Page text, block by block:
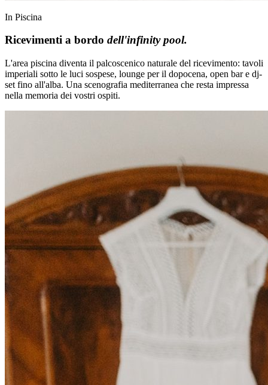
In Piscina
Ricevimenti a bordo dell'infinity pool.
L'area piscina diventa il palcoscenico naturale del ricevimento: tavoli
imperiali sotto le luci sospese, lounge per il dopocena, open bar e dj-
set fino all'alba. Una scenografia mediterranea che resta impressa
nella memoria dei vostri ospiti.